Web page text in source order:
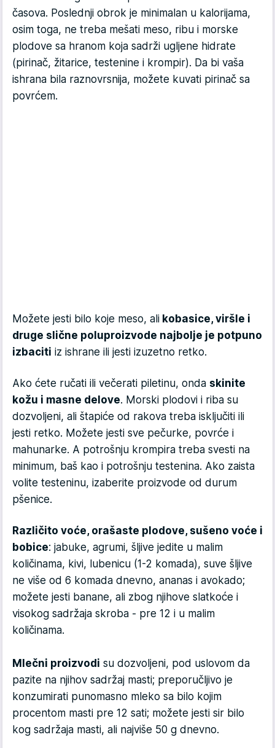
časova. Poslednji obrok je minimalan u kalorijama,
osim toga, ne treba mešati meso, ribu i morske
plodove sa hranom koja sadrži ugljene hidrate
(pirinač, žitarice, testenine i krompir). Da bi vaša
ishrana bila raznovrsnija, možete kuvati pirinač sa
povrćem.
Možete jesti bilo koje meso, ali kobasice, viršle i
druge slične poluproizvode najbolje je potpuno
izbaciti iz ishrane ili jesti izuzetno retko.
Ako ćete ručati ili večerati piletinu, onda skinite
kožu i masne delove. Morski plodovi i riba su
dozvoljeni, ali štapiće od rakova treba isključiti ili
jesti retko. Možete jesti sve pečurke, povrće i
mahunarke. A potrošnju krompira treba svesti na
minimum, baš kao i potrošnju testenina. Ako zaista
volite testeninu, izaberite proizvode od durum
pšenice.
Različito voće, orašaste plodove, sušeno voće i
bobice: jabuke, agrumi, šljive jedite u malim
količinama, kivi, lubenicu (1-2 komada), suve šljive
ne više od 6 komada dnevno, ananas i avokado;
možete jesti banane, ali zbog njihove slatkoće i
visokog sadržaja skroba - pre 12 i u malim
količinama.
Mlečni proizvodi su dozvoljeni, pod uslovom da
pazite na njihov sadržaj masti; preporučljivo je
konzumirati punomasno mleko sa bilo kojim
procentom masti pre 12 sati; možete jesti sir bilo
kog sadržaja masti, ali najviše 50 g dnevno.